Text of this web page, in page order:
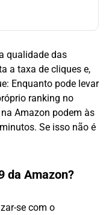
qualidade das
a taxa de cliques e,
Enquanto pode levar
ranking no
Amazon podem às
Se isso não é
da Amazon?
se com o